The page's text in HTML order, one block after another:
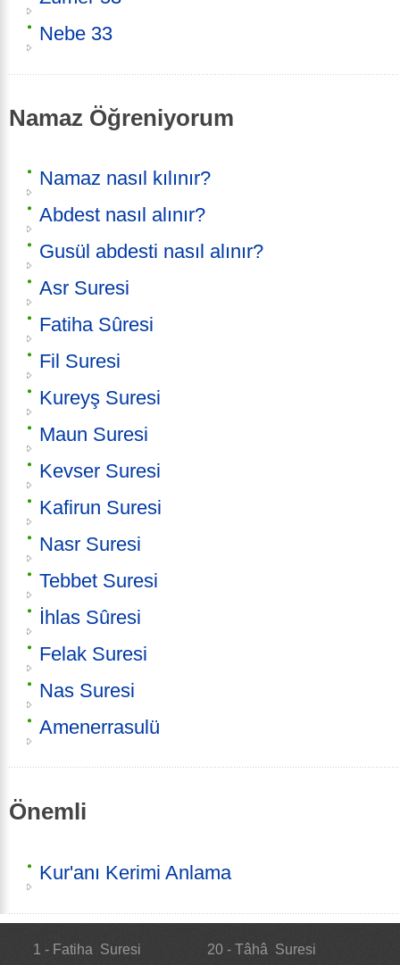
Nebe 33
Namaz Öğreniyorum
Namaz nasıl kılınır?
Abdest nasıl alınır?
Gusül abdesti nasıl alınır?
Asr Suresi
Fatiha Sûresi
Fil Suresi
Kureyş Suresi
Maun Suresi
Kevser Suresi
Kafirun Suresi
Nasr Suresi
Tebbet Suresi
İhlas Sûresi
Felak Suresi
Nas Suresi
Amenerrasulü
Önemli
Kur'anı Kerimi Anlama
1 - Fatiha Suresi
20 - Tâhâ Suresi